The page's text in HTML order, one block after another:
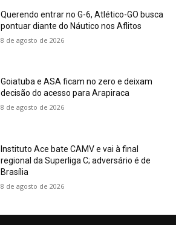
Querendo entrar no G-6, Atlético-GO busca
pontuar diante do Náutico nos Aflitos
8 de agosto de 2026
Goiatuba e ASA ficam no zero e deixam
decisão do acesso para Arapiraca
8 de agosto de 2026
Instituto Ace bate CAMV e vai à final
regional da Superliga C; adversário é de
Brasília
8 de agosto de 2026